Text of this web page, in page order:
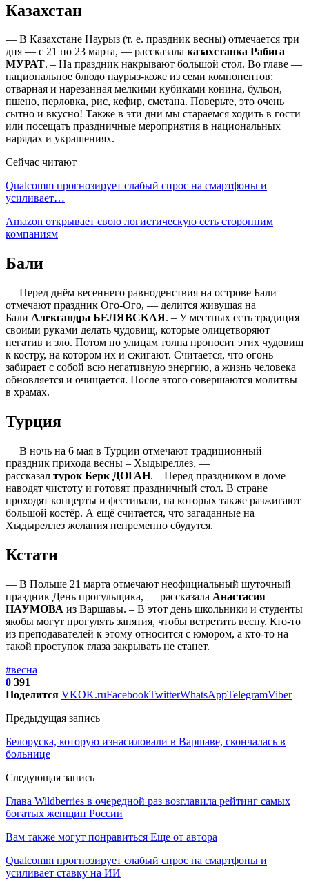
Казахстан
— В Казахстане Наурыз (т. е. праздник весны) отмечается три
дня — с 21 по 23 марта, — рассказала казахстанка Рабига
МУРАТ. – На праздник накрывают большой стол. Во главе —
национальное блюдо наурыз-коже из семи компонентов:
отварная и нарезанная мелкими кубиками конина, бульон,
пшено, перловка, рис, кефир, сметана. Поверьте, это очень
сытно и вкусно! Также в эти дни мы стараемся ходить в гости
или посещать праздничные мероприятия в национальных
нарядах и украшениях.
Сейчас читают
Qualcomm прогнозирует слабый спрос на смартфоны и
усиливает…
Amazon открывает свою логистическую сеть сторонним
компаниям
Бали
— Перед днём весеннего равноденствия на острове Бали
отмечают праздник Ого-Ого, — делится живущая на
Бали Александра БЕЛЯВСКАЯ. – У местных есть традиция
своими руками делать чудовищ, которые олицетворяют
негатив и зло. Потом по улицам толпа проносит этих чудовищ
к костру, на котором их и сжигают. Считается, что огонь
забирает с собой всю негативную энергию, а жизнь человека
обновляется и очищается. После этого совершаются молитвы
в храмах.
Турция
— В ночь на 6 мая в Турции отмечают традиционный
праздник прихода весны – Хыдыреллез, —
рассказал турок Берк ДОГАН. – Перед праздником в доме
наводят чистоту и готовят праздничный стол. В стране
проходят концерты и фестивали, на которых также разжигают
большой костёр. А ещё считается, что загаданные на
Хыдыреллез желания непременно сбудутся.
Кстати
— В Польше 21 марта отмечают неофициальный шуточный
праздник День прогульщика, — рассказала Анастасия
НАУМОВА из Варшавы. – В этот день школьники и студенты
якобы могут прогулять занятия, чтобы встретить весну. Кто-то
из преподавателей к этому относится с юмором, а кто-то на
такой проступок глаза закрывать не станет.
#весна
0 391
Поделится VKOK.ruFacebookTwitterWhatsAppTelegramViber
Предыдущая запись
Белоруска, которую изнасиловали в Варшаве, скончалась в
больнице
Следующая запись
Глава Wildberries в очередной раз возглавила рейтинг самых
богатых женщин России
Вам также могут понравиться Еще от автора
Qualcomm прогнозирует слабый спрос на смартфоны и
усиливает ставку на ИИ